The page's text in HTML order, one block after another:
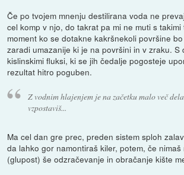
Če po tvojem mnenju destilirana voda ne
cel komp v njo, do takrat pa mi ne muti s
moment ko se dotakne kakršnekoli površine
zaradi umazanije ki je na površini in v zraku. S
kislinskimi fluksi, ki se jih čedalje pogosteje
rezultat hitro poguben.
Z vodnim hlajenjem je na začetku malo več
vzpostaviš...
Ma cel dan gre prec, preden sistem sploh
da lahko gor namontiraš kiler, potem, če
(glupost) še odzračevanje in obračanje kište